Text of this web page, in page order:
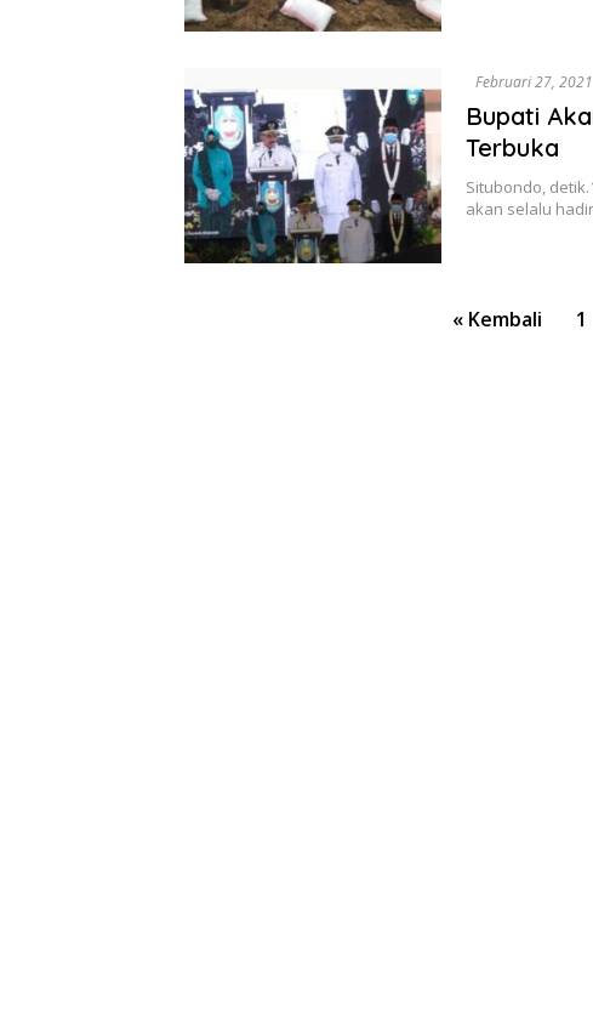
Februari 27, 2021
Bupati
Terbuka
Situbondo,
akan selalu
« Kembali 1